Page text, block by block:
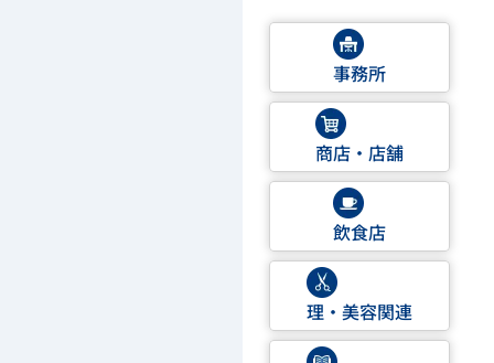
事務所
商店・店舗
飲食店
理・美容関連